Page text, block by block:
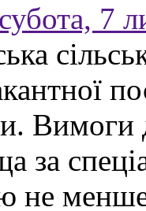
7
Вимоги
за
не